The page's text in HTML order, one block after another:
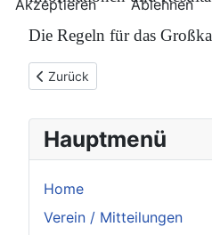
Hauptmenü
Home
Verein / Mitteilungen
Die Regeln für das
Vorheriger Beitrag: Sektion
Zurück
Akzeptieren Ablehnen